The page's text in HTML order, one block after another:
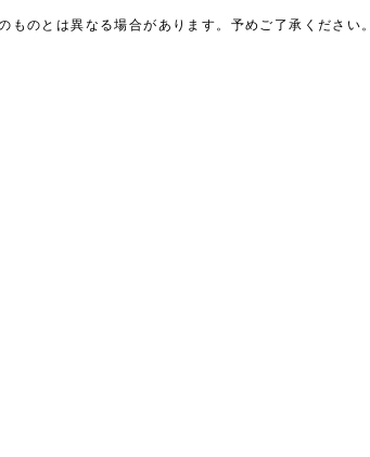
のとは異なる場合があります。予めご了承ください。